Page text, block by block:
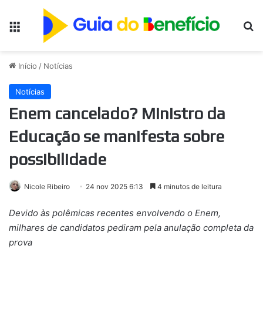
Início / Notícias
Notícias
Enem cancelado? Ministro da
Educação se manifesta sobre
possibilidade
Nicole Ribeiro 24 nov 2025 6:13 4 minutos de leitura
Devido às polêmicas recentes envolvendo o Enem,
milhares de candidatos pediram pela anulação completa da
prova